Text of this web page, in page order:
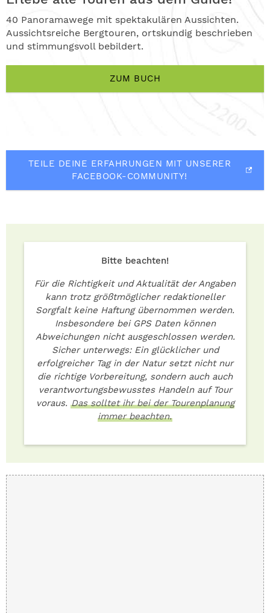
40 Panoramawege mit spektakulären Aussichten.
Aussichtsreiche Bergtouren, ortskundig beschrieben
und stimmungsvoll bebildert.
ZUM BUCH
TEILE DEINE ERFAHRUNGEN MIT UNSERER
FACEBOOK-COMMUNITY!
Bitte beachten!
Für die Richtigkeit und Aktualität der Angaben
kann trotz größtmöglicher redaktioneller
Sorgfalt keine Haftung übernommen werden.
Insbesondere bei GPS Daten können
Abweichungen nicht ausgeschlossen werden.
Sicher unterwegs: Ein glücklicher und
erfolgreicher Tag in der Natur setzt nicht nur
die richtige Vorbereitung, sondern auch auch
verantwortungsbewusstes Handeln auf Tour
voraus. Das solltet ihr bei der Tourenplanung
immer beachten.